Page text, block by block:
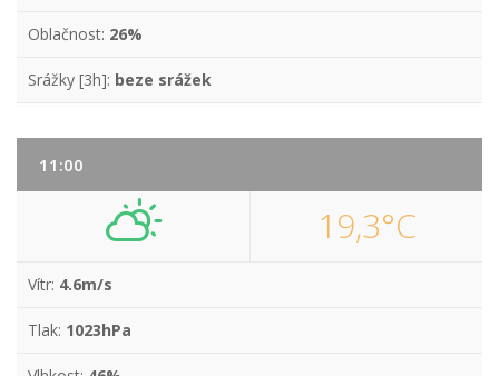
Oblačnost: 26%
Srážky [3h]: beze srážek
11:00
19,3°C
Vítr: 4.6m/s
Tlak: 1023hPa